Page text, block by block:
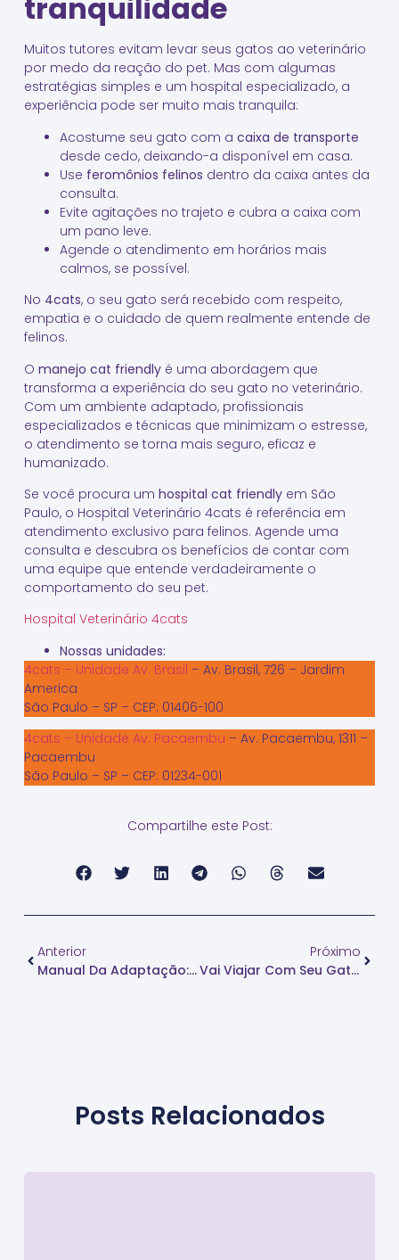
tranquilidade
Muitos tutores evitam levar seus gatos ao veterinário
por medo da reação do pet. Mas com algumas
estratégias simples e um hospital especializado, a
experiência pode ser muito mais tranquila:
Acostume seu gato com a caixa de transporte
desde cedo, deixando-a disponível em casa.
Use feromônios felinos dentro da caixa antes da
consulta.
Evite agitações no trajeto e cubra a caixa com
um pano leve.
Agende o atendimento em horários mais
calmos, se possível.
No 4cats, o seu gato será recebido com respeito,
empatia e o cuidado de quem realmente entende de
felinos.
O manejo cat friendlyé uma abordagem que
transforma a experiência do seu gato no veterinário.
Com um ambiente adaptado, profissionais
especializados e técnicas que minimizam o estresse,
o atendimento se torna mais seguro, eficaz e
humanizado.
Se você procura um hospital cat friendlyem São
Paulo, o Hospital Veterinário 4cats é referência em
atendimento exclusivo para felinos. Agende uma
consulta e descubra os benefícios de contar com
uma equipe que entende verdadeiramente o
comportamento do seu pet.
Hospital Veterinário 4cats
Nossas unidades:
4cats – Unidade Av. Brasil – Av. Brasil, 726 – Jardim
America
São Paulo – SP – CEP: 01406-100
4cats – Unidade Av. Pacaembu – Av. Pacaembu, 1311 –
Pacaembu
São Paulo – SP – CEP: 01234-001
Compartilhe este Post:
Anterior
Manual Da Adaptação: Adotando Um Gatinho Sem Estresse (para Ele E Para Você)
Próximo
Vai Viajar Com Seu Gato? Veja Os Cuidados Obrigatórios Antes De Colocar O Pé Na Estrada Ou Embarcar No Avião
Posts Relacionados